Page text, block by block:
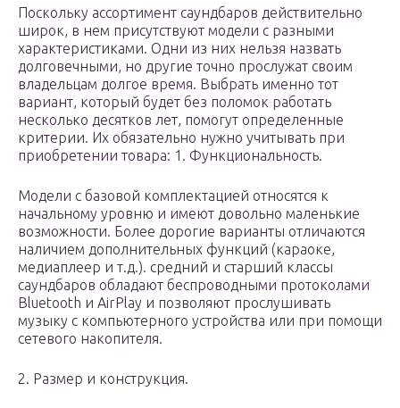
Поскольку ассортимент саундбаров действительно
широк, в нем присутствуют модели с разными
характеристиками. Одни из них нельзя назвать
долговечными, но другие точно прослужат своим
владельцам долгое время. Выбрать именно тот
вариант, который будет без поломок работать
несколько десятков лет, помогут определенные
критерии. Их обязательно нужно учитывать при
приобретении товара: 1. Функциональность.
Модели с базовой комплектацией относятся к
начальному уровню и имеют довольно маленькие
возможности. Более дорогие варианты отличаются
наличием дополнительных функций (караоке,
медиаплеер и т.д.). средний и старший классы
саундбаров обладают беспроводными протоколами
Bluetooth и AirPlay и позволяют прослушивать
музыку с компьютерного устройства или при помощи
сетевого накопителя.
2. Размер и конструкция.